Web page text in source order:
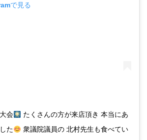
で見る
会
たくさんの方が来店頂き 本当にあ
た
衆議院議員の 北村先生も食べてい